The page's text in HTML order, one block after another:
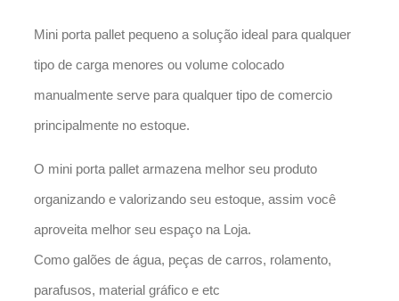
Mini porta pallet pequeno a solução ideal para qualquer
tipo de carga menores ou volume colocado
manualmente serve para qualquer tipo de comercio
principalmente no estoque.
O mini porta pallet armazena melhor seu produto
organizando e valorizando seu estoque, assim você
aproveita melhor seu espaço na Loja.
Como galões de água, peças de carros, rolamento,
parafusos, material gráfico e etc